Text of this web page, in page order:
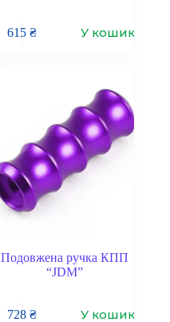
615 ₴ У кошик
Подовжена ручка КПП
“JDM”
728 ₴ У кошик